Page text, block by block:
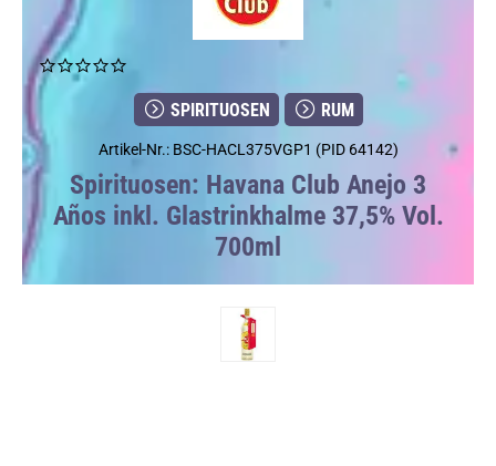
SPIRITUOSEN RUM
Artikel-Nr.: BSC-HACL375VGP1 (PID 64142)
Spirituosen: Havana Club Anejo 3
Años inkl. Glastrinkhalme 37,5% Vol.
700ml